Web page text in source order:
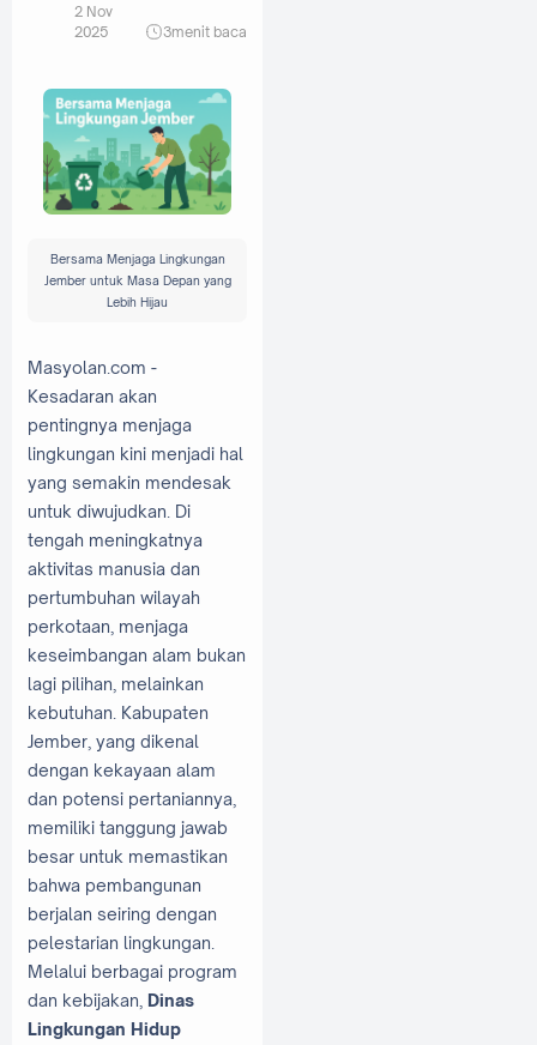
2 Nov
2025
3menit baca
Bersama Menjaga Lingkungan
Jember untuk Masa Depan yang
Lebih Hijau
Masyolan.com -
Kesadaran akan
pentingnya menjaga
lingkungan kini menjadi hal
yang semakin mendesak
untuk diwujudkan. Di
tengah meningkatnya
aktivitas manusia dan
pertumbuhan wilayah
perkotaan, menjaga
keseimbangan alam bukan
lagi pilihan, melainkan
kebutuhan. Kabupaten
Jember, yang dikenal
dengan kekayaan alam
dan potensi pertaniannya,
memiliki tanggung jawab
besar untuk memastikan
bahwa pembangunan
berjalan seiring dengan
pelestarian lingkungan.
Melalui berbagai program
dan kebijakan, Dinas
Lingkungan Hidup